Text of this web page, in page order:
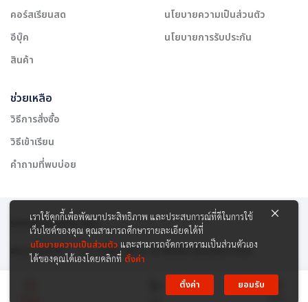
Menu
คอร์สเรียนสด
อีบุ๊ค
สินค้า
นโยบายความเป็นส่วนตัว
นโยบายการรับประกัน
ช่วยเหลือ
วิธีการสั่งซื้อ
วิธีเข้าเรียน
คำถามที่พบบ่อย
สงวนลิขสิทธิ์ © 2565 บริษัท สยาม เคาเซิลลิ่ง เซ็นเตอร์ จำกัด
รองรับการชำระเงิน:
เราใช้คุกกี้เพื่อพัฒนาประสิทธิภาพ และประสบการณ์ที่ดีในการใช้
เว็บไซต์ของคุณ คุณสามารถศึกษารายละเอียดได้ที่
นโยบายความเป็นส่วนตัว และสามารถจัดการความเป็นส่วนตัวเอง
ได้ของคุณได้เองโดยคลิกที่ ตั้งค่า
ตั้งค่า
ยอมรับ